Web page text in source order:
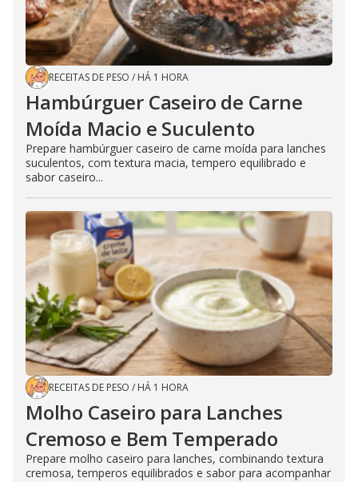
RECEITAS DE PESO / HÁ 1 HORA
Hambúrguer Caseiro de Carne
Moída Macio e Suculento
Prepare hambúrguer caseiro de carne moída para lanches
suculentos, com textura macia, tempero equilibrado e
sabor caseiro...
RECEITAS DE PESO / HÁ 1 HORA
Molho Caseiro para Lanches
Cremoso e Bem Temperado
Prepare molho caseiro para lanches, combinando textura
cremosa, temperos equilibrados e sabor para acompanhar